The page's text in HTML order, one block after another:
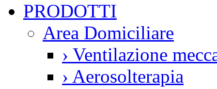
PRODOTTI
Area Domiciliare
› Ventilazione
› Aerosolterapia